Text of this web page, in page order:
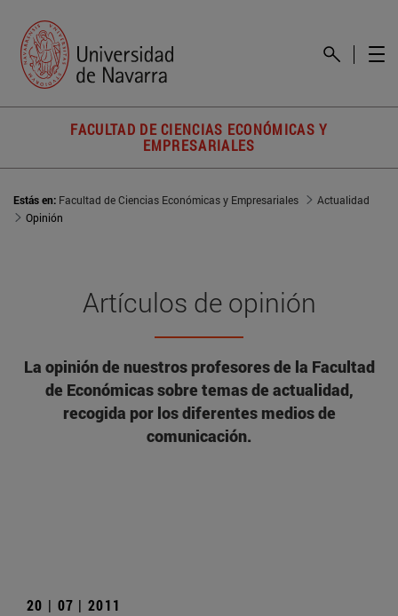
FACULTAD DE CIENCIAS ECONÓMICAS Y
EMPRESARIALES
Estás en: Facultad de Ciencias Económicas y Empresariales
Actualidad
Opinión
Artículos de opinión
La opinión de nuestros profesores de la Facultad
de Económicas sobre temas de actualidad,
recogida por los diferentes medios de
comunicación.
20 | 07 | 2011